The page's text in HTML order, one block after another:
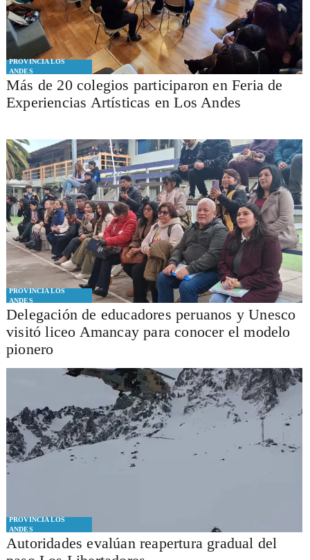
PROVINCIA LOS
ANDES
Más de 20 colegios participaron en Feria de
Experiencias Artísticas en Los Andes
PROVINCIA LOS
ANDES
Delegación de educadores peruanos y Unesco
visitó liceo Amancay para conocer el modelo
pionero
PROVINCIA LOS
ANDES
​​Autoridades evalúan reapertura gradual del